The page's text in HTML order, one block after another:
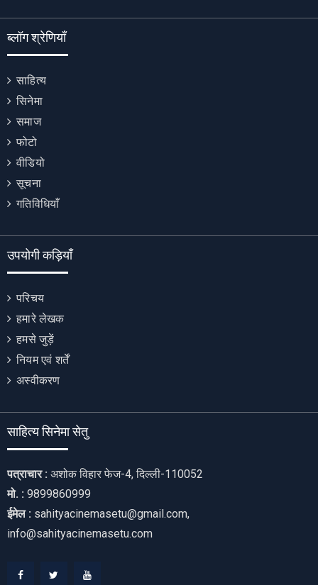
ब्लॉग श्रेणियाँ
साहित्य
सिनेमा
समाज
फोटो
वीडियो
सूचना
गतिविधियाँ
उपयोगी कड़ियाँ
परिचय
हमारे लेखक
हमसे जुड़ें
नियम एवं शर्तें
अस्वीकरण
साहित्य सिनेमा सेतु
पत्राचार : अशोक विहार फेज-4, दिल्ली-110052
मो. : 9899860999
ईमेल : sahityacinemasetu@gmail.com,
info@sahityacinemasetu.com